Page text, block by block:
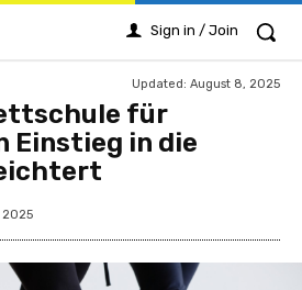
Sign in / Join
Updated: August 8, 2025
für
Einstieg in die
2025